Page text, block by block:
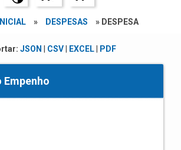
» DESPESAS » DESPESA
JSON CSV| EXCEL| PDF
Empenho